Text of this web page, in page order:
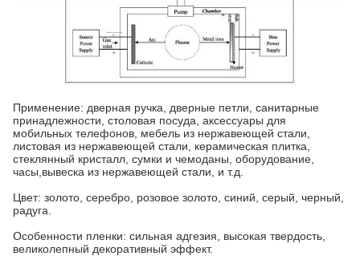
Применение: дверная ручка, дверные петли, санитарные
принадлежности, столовая посуда, аксессуары для
мобильных телефонов, мебель из нержавеющей стали,
листовая из нержавеющей стали, керамическая плитка,
стеклянный кристалл, сумки и чемоданы, оборудование,
часы,вывеска из нержавеющей стали, и т.д.
Цвет: золото, серебро, розовое золото, синий, серый, черный,
радуга.
Особенности пленки: сильная адгезия, высокая твердость,
великолепный декоративный эффект.